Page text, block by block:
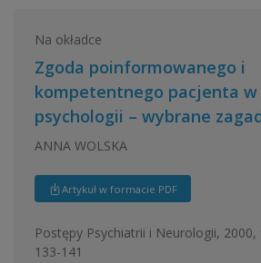
Na okładce
Zgoda poinformowanego i
kompetentnego pacjenta
psychologii – wybrane
ANNA WOLSKA
Artykuł w formacie PDF
Postępy Psychiatrii i Neurologii,
133-141